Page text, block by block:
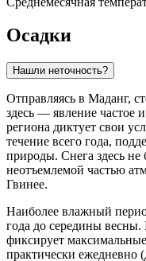
Осадки
Нашли неточность?
Отправляясь в Маданг,
здесь — явление частое
региона диктует свои
течение всего года,
природы. Снега здесь не
неотъемлемой частью
Гвинее.
Наиболее влажный
года до середины весны.
фиксирует
практически ежедневно